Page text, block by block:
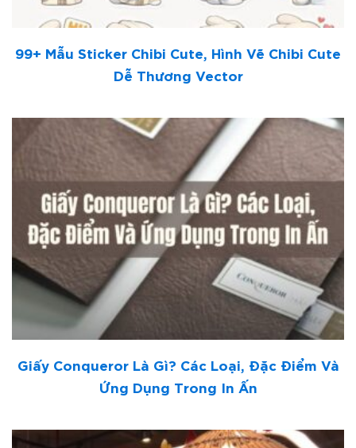
99+ Mẫu Sticker Chibi Cute, Hình Vẽ Chibi Cute
Dễ Thương Vector
Giấy Conqueror Là Gì? Các Loại, Đặc Điểm Và
Ứng Dụng Trong In Ấn